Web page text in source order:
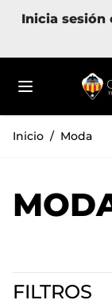
Inicia sesión
Inicio / Moda
FILTROS